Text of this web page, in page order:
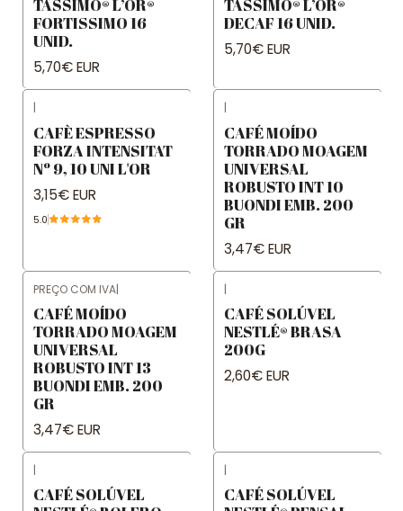
TASSIMO® L’OR®
FORTISSIMO 16
UNID.
5,70€ EUR
TASSIMO® L’OR®
DECAF 16 UNID.
5,70€ EUR
|
CAFÈ ESPRESSO
FORZA INTENSITAT
Nº 9, 10 UNI L'OR
3,15€ EUR
5.0
|
CAFÉ MOÍDO
TORRADO MOAGEM
UNIVERSAL
ROBUSTO INT 10
BUONDI EMB. 200
GR
3,47€ EUR
PREÇO COM IVA|
CAFÉ MOÍDO
TORRADO MOAGEM
UNIVERSAL
ROBUSTO INT 13
BUONDI EMB. 200
GR
3,47€ EUR
|
CAFÉ SOLÚVEL
NESTLÉ® BRASA
200G
2,60€ EUR
|
CAFÉ SOLÚVEL
|
CAFÉ SOLÚVEL